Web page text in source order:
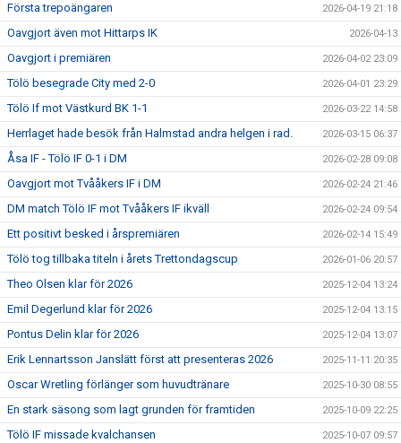
Första trepoängaren 2026-04-19 21:18
Oavgjort även mot Hittarps IK 2026-04-13
Oavgjort i premiären 2026-04-02 23:09
Tölö besegrade City med 2-0 2026-04-01 23:29
Tölö If mot Västkurd BK 1-1 2026-03-22 14:58
Herrlaget hade besök från Halmstad andra helgen i rad. 2026-03-15 06:37
Åsa IF - Tölö IF 0-1 i DM 2026-02-28 09:08
Oavgjort mot Tvååkers IF i DM 2026-02-24 21:46
DM match Tölö IF mot Tvååkers IF ikväll 2026-02-24 09:54
Ett positivt besked i årspremiären 2026-02-14 15:49
Tölö tog tillbaka titeln i årets Trettondagscup 2026-01-06 20:57
Theo Olsen klar för 2026 2025-12-04 13:24
Emil Degerlund klar för 2026 2025-12-04 13:15
Pontus Delin klar för 2026 2025-12-04 13:07
Erik Lennartsson Janslätt först att presenteras 2026 2025-11-11 20:35
Oscar Wretling förlänger som huvudtränare 2025-10-30 08:55
En stark säsong som lagt grunden för framtiden 2025-10-09 22:25
Tölö IF missade kvalchansen 2025-10-07 09:57